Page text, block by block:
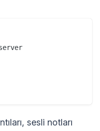
sesli notları